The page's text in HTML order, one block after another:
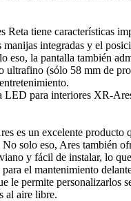
Reta tiene características
integradas y el
eso, la pantalla también
ultrafino (sólo 58 mm de
LED para interiores XR-
es un excelente producto
solo eso, Ares también
y fácil de instalar, lo
el mantenimiento
le permite
al aire libre.